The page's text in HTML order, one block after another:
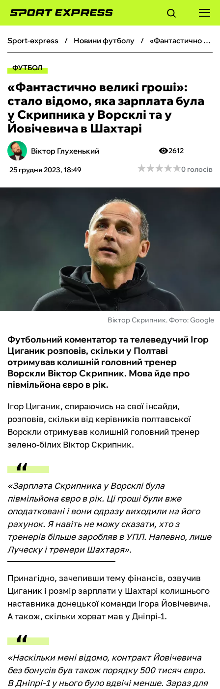
ФУТБОЛ
БОКС
ХОКЕЙ
ТЕНІС
КІБЕРСПОРТ
БУКМЕКЕРИ
sport-express новини футболу «Фантастично великі гроші»: стало відомо, яка зарплата була у Скрипника у Ворсклі та у Йовічевича в Шахтарі
ФУТБОЛ
«Фантастично великі гроші»:
стало відомо, яка зарплата була
у Скрипника у Ворсклі та у
Йовічевича в Шахтарі
Віктор Глухенький
25 грудня 2023, 18:49
2612
★★★★★
★★★★★0 голосів
Віктор Скрипник. Фото: Google
Футбольний коментатор та телеведучий Ігор
Циганик розповів, скільки у Полтаві
отримував колишній головний тренер
Ворскли Віктор Скрипник. Мова йде про
півмільйона євро в рік.
Ігор Циганик, спираючись на свої інсайди,
розповів, скільки від керівників полтавської
Ворскли отримував колишній головний тренер
зелено-білих Віктор Скрипник.
«Зарплата Скрипника у Ворсклі була
півмільйона євро в рік. Ці гроші були вже
оподатковані і вони одразу виходили на його
рахунок. Я навіть не можу сказати, хто з
тренерів більше заробляв в УПЛ. Напевно, лише
Луческу і тренери Шахтаря».
Принагідно, зачепивши тему фінансів, озвучив
Циганик і розмір зарплати у Шахтарі колишнього
наставника донецької команди Ігора Йовічевича.
А також, скільки хорват мав у Дніпрі-1.
«Наскільки мені відомо, контракт Йовічевича
без бонусів був також порядку 500 тисяч євро.
В Дніпрі-1 у нього було вдвічі менше. Зараз для